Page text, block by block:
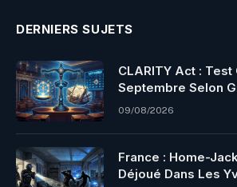
DERNIERS SUJETS
CLARITY Act : Test
Septembre Selon
09/08/2026
France : Home-
Déjoué Dans Les